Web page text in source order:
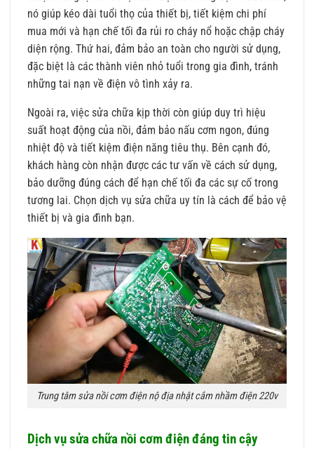
nó giúp kéo dài tuổi thọ của thiết bị, tiết kiệm chi phí
mua mới và hạn chế tối đa rủi ro cháy nổ hoặc chập cháy
diện rộng. Thứ hai, đảm bảo an toàn cho người sử dụng,
đặc biệt là các thành viên nhỏ tuổi trong gia đình, tránh
những tai nạn về điện vô tình xảy ra.
Ngoài ra, việc sửa chữa kịp thời còn giúp duy trì hiệu
suất hoạt động của nồi, đảm bảo nấu cơm ngon, đúng
nhiệt độ và tiết kiệm điện năng tiêu thụ. Bên cạnh đó,
khách hàng còn nhận được các tư vấn về cách sử dụng,
bảo dưỡng đúng cách để hạn chế tối đa các sự cố trong
tương lai. Chọn dịch vụ sửa chữa uy tín là cách để bảo vệ
thiết bị và gia đình bạn.
Trung tâm sửa nồi cơm điện nộ địa nhật cắm nhầm điện 220v
Dịch vụ sửa chữa nồi cơm điện đáng tin cậy